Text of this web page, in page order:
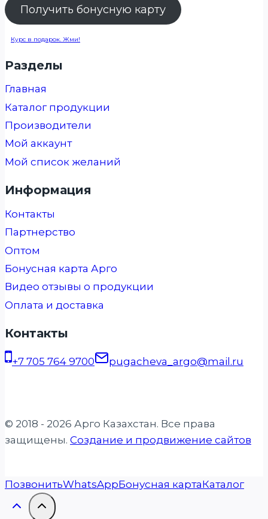
Получить бонусную карту
Курс в подарок. Жми!
Разделы
Главная
Каталог продукции
Производители
Мой аккаунт
Мой список желаний
Информация
Контакты
Партнерство
Оптом
Бонусная карта Арго
Видео отзывы о продукции
Оплата и доставка
Контакты
+7 705 764 9700 pugacheva_argo@mail.ru
© 2018 - 2026 Арго Казахстан. Все права
защищены. Создание и продвижение сайтов
ПозвонитьWhatsAppБонусная картаКаталог